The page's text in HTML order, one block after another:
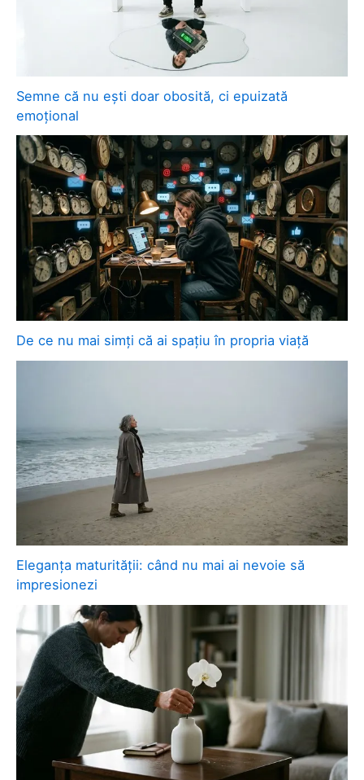
Semne că nu ești doar obosită, ci epuizată
emoțional
De ce nu mai simți că ai spațiu în propria viață
Eleganța maturității: când nu mai ai nevoie să
impresionezi